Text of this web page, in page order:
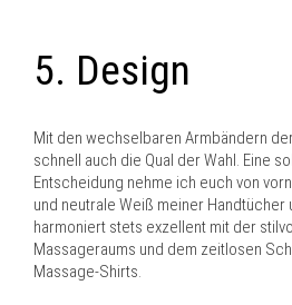
5. Design
Mit den wechselbaren Armbändern
schnell auch die Qual der Wahl. Eine
Entscheidung nehme ich euch von
und neutrale Weiß meiner Handtücher
harmoniert stets exzellent mit der
Massageraums und dem zeitlosen
Massage-Shirts.